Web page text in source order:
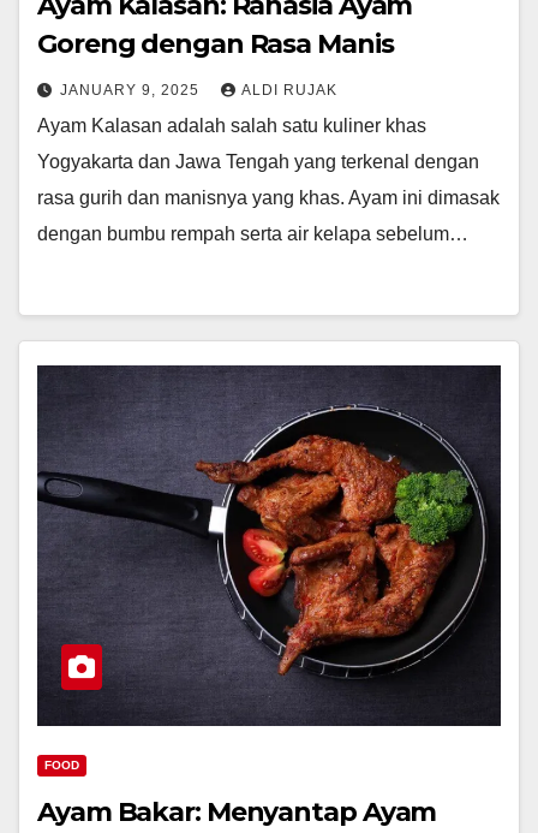
Goreng dengan Rasa Manis
JANUARY 9, 2025 ALDI RUJAK
Ayam Kalasan adalah salah satu kuliner khas
Yogyakarta dan Jawa Tengah yang terkenal dengan
rasa gurih dan manisnya yang khas. Ayam ini dimasak
dengan bumbu rempah serta air kelapa sebelum…
FOOD
Ayam Bakar: Menyantap Ayam